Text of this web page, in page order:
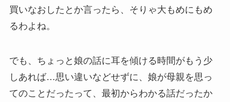
買いなおしたとか言ったら、そりゃ大もめにもめ
るわよね。
でも、ちょっと娘の話に耳を傾ける時間がもう少
しあれば…思い違いなどせずに、娘が母親を思っ
てのことだったって、最初からわかる話だったか